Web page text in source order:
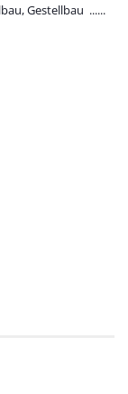
Gestellbau ......